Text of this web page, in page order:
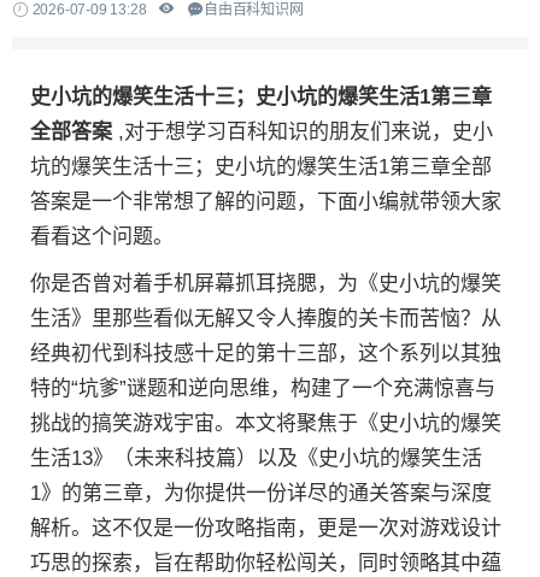
2026-07-09 13:28
自由百科知识网
史小坑的爆笑生活十三；史小坑的爆笑生活1第三章
全部答案 ,对于想学习百科知识的朋友们来说，史小
坑的爆笑生活十三；史小坑的爆笑生活1第三章全部
答案是一个非常想了解的问题，下面小编就带领大家
看看这个问题。
你是否曾对着手机屏幕抓耳挠腮，为《史小坑的爆笑
生活》里那些看似无解又令人捧腹的关卡而苦恼？从
经典初代到科技感十足的第十三部，这个系列以其独
特的“坑爹”谜题和逆向思维，构建了一个充满惊喜与
挑战的搞笑游戏宇宙。本文将聚焦于《史小坑的爆笑
生活13》（未来科技篇）以及《史小坑的爆笑生活
1》的第三章，为你提供一份详尽的通关答案与深度
解析。这不仅是一份攻略指南，更是一次对游戏设计
巧思的探索，旨在帮助你轻松闯关，同时领略其中蕴